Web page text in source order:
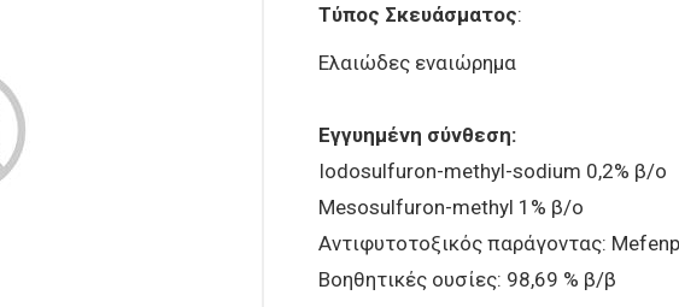
Τύπος Σκευάσματος:
Ελαιώδες εναιώρημα
Εγγυημένη σύνθεση:
Iodosulfuron-methyl-sodium 0,2% β/ο
Mesosulfuron-methyl 1% β/ο
Αντιφυτοτοξικός παράγοντας:
Βοηθητικές ουσίες: 98,69 % β/β